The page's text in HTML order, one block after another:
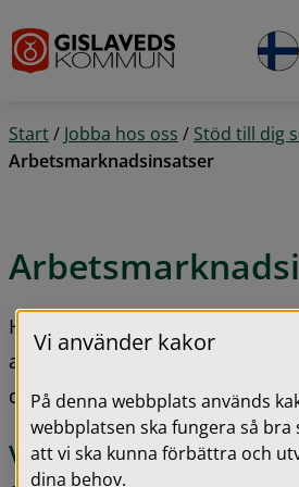
Start/ Jobba hos oss / Stöd till dig
Arbetsmarknadsinsatser
Här hittar du information om
arbetsmarknadscoacher och
ditt arbetssökande.
Vad kan en
Vi använder kakor
På denna webbplats används
webbplatsen ska fungera så
att vi ska kunna förbättra och
dina behov.